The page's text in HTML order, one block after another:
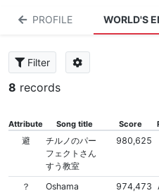
PROFILE WORLD'S
Filter
8 records
Attribute Song title Score
避
チルノのパー
フェクトさん
すう教室
980,625
？
Oshama
974,473